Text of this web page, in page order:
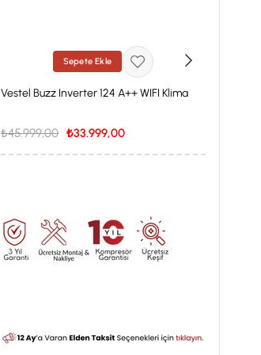
Sepete Ekle
Vestel Buzz Inverter 124 A++ WIFI Klima
₺33.999,00
₺45.999,00